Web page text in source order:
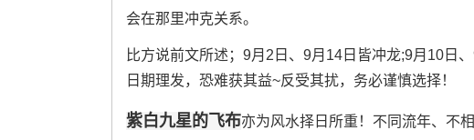
会在那里冲克关系。
比方说前文所述；9月2日、9月14日皆冲龙;9月10日
日期理发，恐难获其益~反受其扰，务必谨慎选择！
紫白九星的飞布亦为风水择日所重！不同流年、不